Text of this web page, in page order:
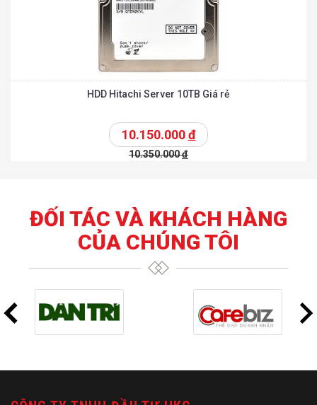
HDD Hitachi Server 10TB Giá rẻ
10.150.000đ
10.350.000đ
ĐỐI TÁC VÀ KHÁCH HÀNG
CỦA CHÚNG TÔI